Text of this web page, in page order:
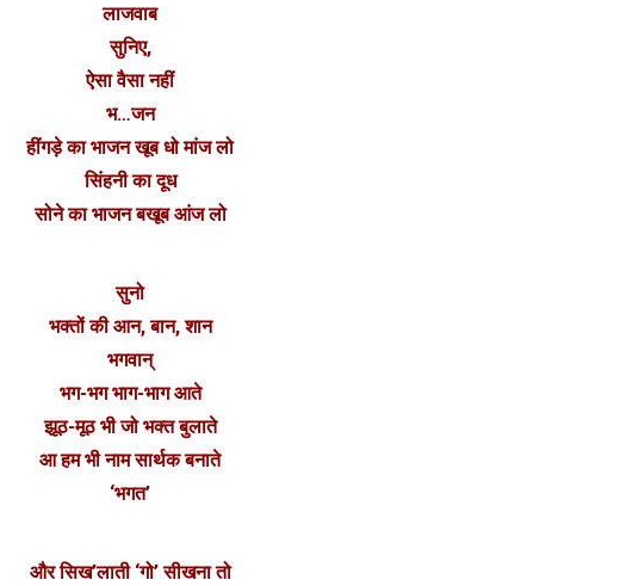
लाजवाब
सुनिए,
ऐसा वैसा नहीं
भ…जन
हींगड़े का भाजन खूब धो मांज लो
सिंहनी का दूध
सोने का भाजन बखूब आंज लो
सुनो
भक्तों की आन, बान, शान
भगवान्
भग-भग भाग-भाग आते
झूठ-मूठ भी जो भक्त बुलाते
आ हम भी नाम सार्थक बनाते
‘भगत’
और सिख’लाती ‘गो’ सीखना तो